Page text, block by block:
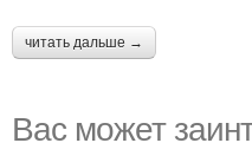
читать дальше →
Вас может